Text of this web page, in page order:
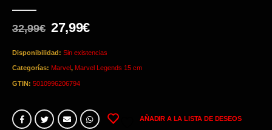
32,99€ El
original
era:
32,99€.
27,99€El
actual
es:
Disponibilidad: Sin existencias
Categorías: Marvel, Marvel Legends 15 cm
GTIN: 5010996206794
AÑADIR A LA LISTA DE DESEOS